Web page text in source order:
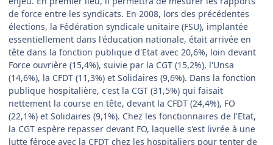
de force entre les syndicats. En 2008, lors des précédentes
élections, la Fédération syndicale unitaire (FSU), implantée
essentiellement dans l'éducation nationale, était arrivée en
tête dans la fonction publique d'Etat avec 20,6%, loin devant
Force ouvrière (15,4%), suivie par la CGT (15,2%), l'Unsa
(14,6%), la CFDT (11,3%) et Solidaires (9,6%). Dans la fonction
publique hospitalière, c'est la CGT (31,5%) qui faisait
nettement la course en tête, devant la CFDT (24,4%), FO
(22,1%) et Solidaires (9,1%). Chez les fonctionnaires de l'Etat,
la CGT espère repasser devant FO, laquelle s'est livrée à une
lutte féroce avec la CFDT chez les hospitaliers pour tenter de